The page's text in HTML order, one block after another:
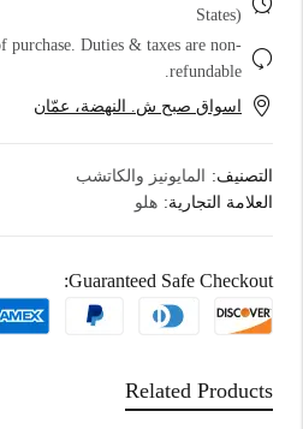
States)
purchase. Duties & taxes are non-
refundable.
اسواق صبح ش. النهضة، عمّان
التصنيف:
المايونيز والكاتشب
العلامة التجارية: هلو
Guaranteed Safe Checkout:
Related Products